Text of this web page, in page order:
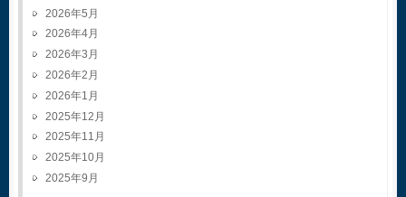
2026年5月
2026年4月
2026年3月
2026年2月
2026年1月
2025年12月
2025年11月
2025年10月
2025年9月